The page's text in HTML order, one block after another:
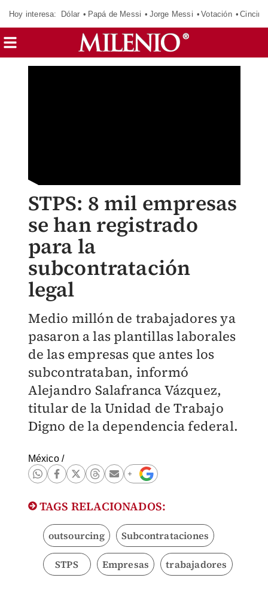
Hoy interesa: Dólar Papá de Messi Jorge Messi Votación
STPS: 8 mil empresas
se han registrado
para la
subcontratación
legal
Medio millón de trabajadores ya
pasaron a las plantillas laborales
de las empresas que antes los
subcontrataban, informó
Alejandro Salafranca Vázquez,
titular de la Unidad de Trabajo
Digno de la dependencia federal.
México/
TAGS RELACIONADOS:
outsourcing Subcontrataciones
STPS Empresas trabajadores